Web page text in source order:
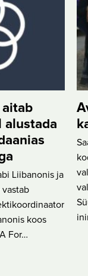
aitab
alustada
Liibanonis ja
vastab
koos
For…